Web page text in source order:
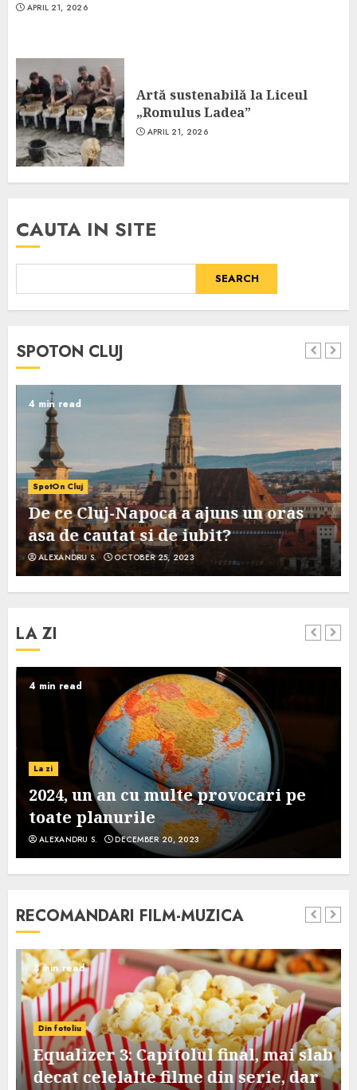
APRIL 21, 2026
Artă sustenabilă la Liceul
„Romulus Ladea”
APRIL 21, 2026
CAUTA IN SITE
SEARCH
SPOTON CLUJ
4 min read
SpotOn Cluj
De ce Cluj-Napoca a ajuns un oras
asa de cautat si de iubit?
ALEXANDRU S. OCTOBER 25, 2023
LA ZI
4 min read
La zi
2024, un an cu multe provocari pe
toate planurile
ALEXANDRU S. DECEMBER 20, 2023
RECOMANDARI FILM-MUZICA
3 min read
Din fotoliu
Equalizer 3: Capitolul final, mai slab
decat celelalte filme din serie, dar